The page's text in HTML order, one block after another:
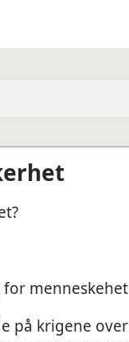
på krigene